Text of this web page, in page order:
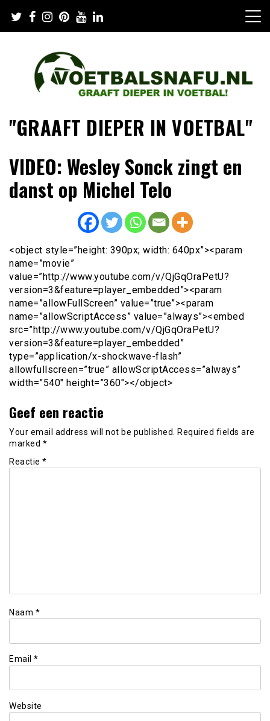
content
"GRAAFT DIEPER IN VOETBAL"
VIDEO: Wesley Sonck zingt en
danst op Michel Telo
<object style=”height: 390px; width: 640px”><param
name=”movie”
value=”http://www.youtube.com/v/QjGqOraPetU?
version=3&feature=player_embedded”><param
name=”allowFullScreen” value=”true”><param
name=”allowScriptAccess” value=”always”><embed
src=”http://www.youtube.com/v/QjGqOraPetU?
version=3&feature=player_embedded”
type=”application/x-shockwave-flash”
allowfullscreen=”true” allowScriptAccess=”always”
width=”540″ height=”360″></object>
Geef een reactie
Your email address will not be published.
Required fields are
marked *
Reactie *
Naam *
Email *
Website